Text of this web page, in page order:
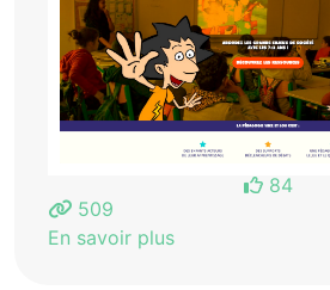
84
509
En savoir plus